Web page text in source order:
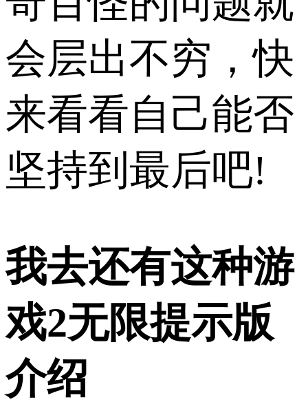
会层出不穷，快
来看看自己能否
坚持到最后吧!
我去还有这种游
戏2无限提示版
介绍